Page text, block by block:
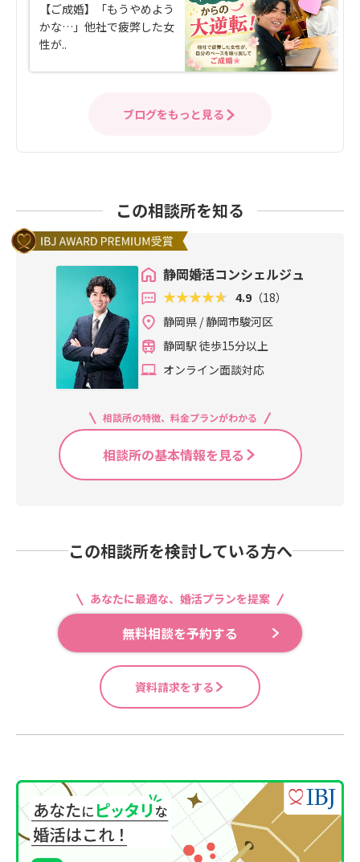
【ご成婚】「もうやめよう
かな…」他社で疲弊した女
性が..
ブログをもっと見る
この相談所を知る
静岡婚活コンシェルジュ
4.9 （18）
静岡県 / 静岡市駿河区
静岡駅 徒歩15分以上
オンライン面談対応
相談所の特徴、料金プランがわかる
相談所の基本情報を見る
この相談所を検討している方へ
あなたに最適な、婚活プランを提案
無料相談を予約する
資料請求をする